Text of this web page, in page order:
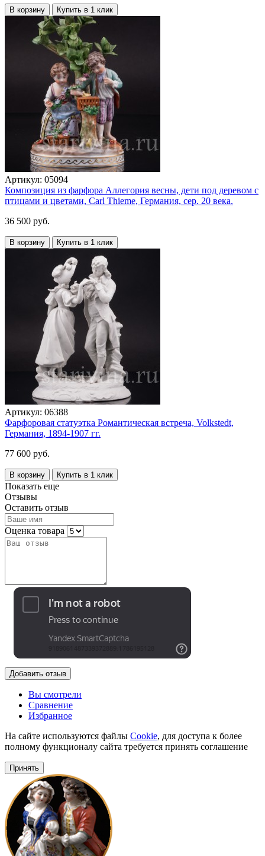
В корзину Купить в 1 клик
Артикул: 05094
Композиция из фарфора Аллегория весны, дети под деревом с
птицами и цветами, Carl Thieme, Германия, сер. 20 века.
36 500 руб.
В корзину Купить в 1 клик
Артикул: 06388
Фарфоровая статуэтка Романтическая встреча, Volkstedt,
Германия, 1894-1907 гг.
77 600 руб.
В корзину Купить в 1 клик
Показать еще
Отзывы
Оставить отзыв
Оценка товара
Добавить отзыв
Вы смотрели
Сравнение
Избранное
На сайте используются файлы Cookie, для доступа к более
полному функционалу сайта требуется принять соглашение
Принять